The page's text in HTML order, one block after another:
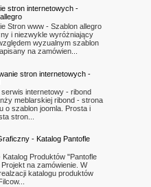
stron internetowych -
Stron www - Szablon allegro
i niezwykle wyróżniający
wyzualnym szablon
na zamówien...
stron internetowych -
serwis internetowy - ribond
meblarskiej ribond - strona
o szablon joomla. Prosta i
stron...
- Katalog Pantofle
Katalog Produktów "Pantofle
na zamówienie. W
katalogu produktów